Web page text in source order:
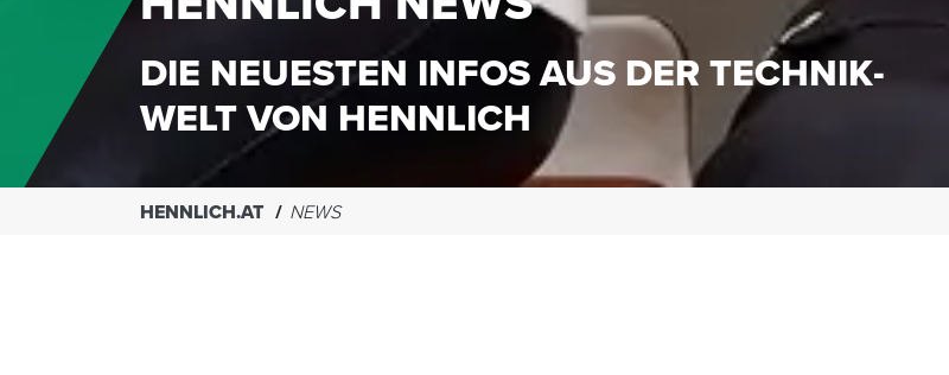
DIE NEUESTEN INFOS AUS DER TECHNIK-
WELT VON HENNLICH
HENNLICH.AT NEWS